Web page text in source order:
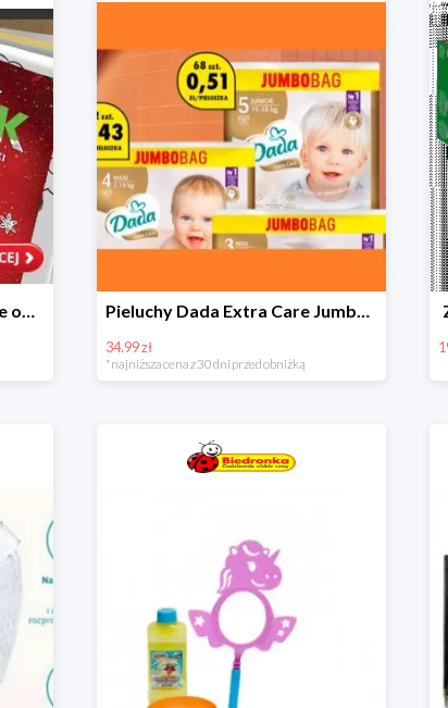
Kraina zabawek w Biedronce od 19,99 zł Pieluchy Dada Extra Care Jumbo Bag w super cenie
34.99 zł
*najniższa cena z 30 dni przed obniżką